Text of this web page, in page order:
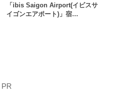
「ibis Saigon Airport(イビスサ
イゴンエアポート)」宿…
PR